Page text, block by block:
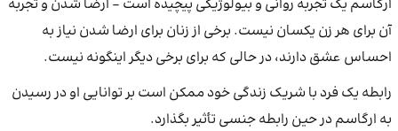
ارگاسم یک تجربه روانی و بیولوژیکی پیچیده است – ارضا شدن و تجربه
آن برای هر زن یکسان نیست. برخی از زنان برای ارضا شدن نیاز به
احساس عشق دارند، در حالی که برای برخی دیگر اینگونه نیست.
رابطه یک فرد با شریک زندگی خود ممکن است بر توانایی او در رسیدن
به ارگاسم در حین رابطه جنسی تأثیر بگذارد.